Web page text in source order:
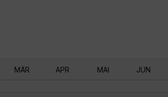
MÄR APR MAI JUN